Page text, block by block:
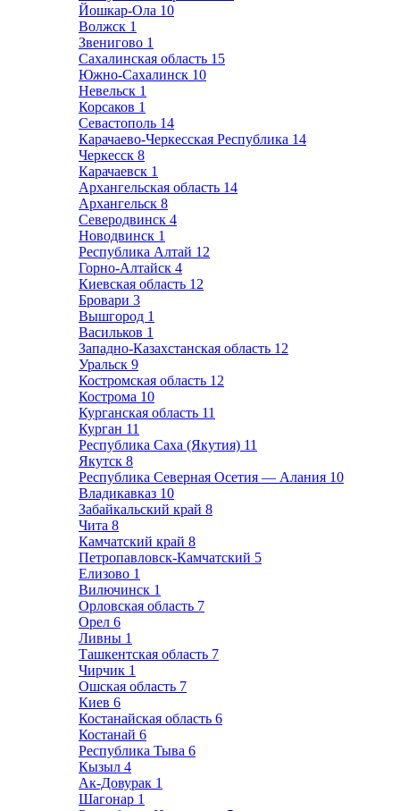
Йошкар-Ола 10
Волжск 1
Звенигово 1
Сахалинская область 15
Южно-Сахалинск 10
Невельск 1
Корсаков 1
Севастополь 14
Карачаево-Черкесская Республика 14
Черкесск 8
Карачаевск 1
Архангельская область 14
Архангельск 8
Северодвинск 4
Новодвинск 1
Республика Алтай 12
Горно-Алтайск 4
Киевская область 12
Бровари 3
Вышгород 1
Васильков 1
Западно-Казахстанская область 12
Уральск 9
Костромская область 12
Кострома 10
Курганская область 11
Курган 11
Республика Саха (Якутия) 11
Якутск 8
Республика Северная Осетия — Алания 10
Владикавказ 10
Забайкальский край 8
Чита 8
Камчатский край 8
Петропавловск-Камчатский 5
Елизово 1
Вилючинск 1
Орловская область 7
Орел 6
Ливны 1
Ташкентская область 7
Чирчик 1
Ошская область 7
Киев 6
Костанайская область 6
Костанай 6
Республика Тыва 6
Кызыл 4
Ак-Довурак 1
Шагонар 1